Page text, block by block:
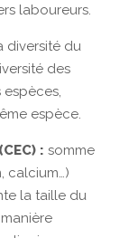
laboureurs.
diversité du
des
espèces,
espèce.
: somme
calcium…)
la taille du